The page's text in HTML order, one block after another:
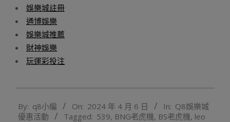
娛樂城註冊
通博娛樂
娛樂城推薦
財神娛樂
玩運彩投注
04-
By: q8小編 On: 2024 年 4 月 6 日 In: Q8娛樂城
優惠活動
Tagged: 539, BNG老虎機, BS老虎機, leo